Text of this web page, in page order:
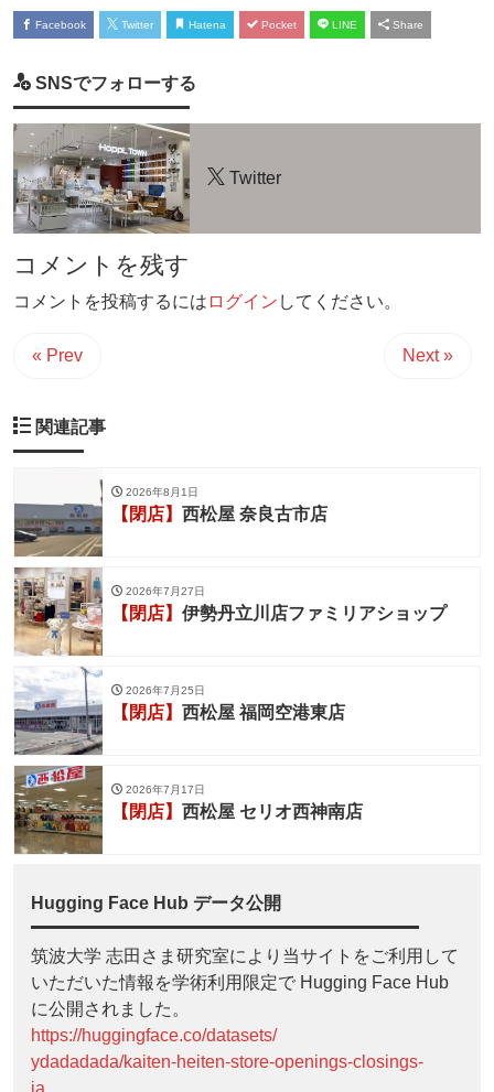
Facebook Twitter Hatena Pocket LINE Share
SNSでフォローする
Twitter
コメントを残す
コメントを投稿するには ログイン してください。
« Prev Next »
関連記事
2026年8月1日
【閉店】 西松屋 奈良古市店
2026年7月27日
【閉店】 伊勢丹立川店ファミリアショップ
2026年7月25日
【閉店】 西松屋 福岡空港東店
2026年7月17日
【閉店】 西松屋 セリオ西神南店
Hugging Face Hub データ公開
筑波大学 志田さま研究室により当サイトをご利用して
いただいた情報を学術利用限定で Hugging Face Hub
に公開されました。
https://huggingface.co/datasets/
ydadadada/kaiten-heiten-store-openings-closings-
ja